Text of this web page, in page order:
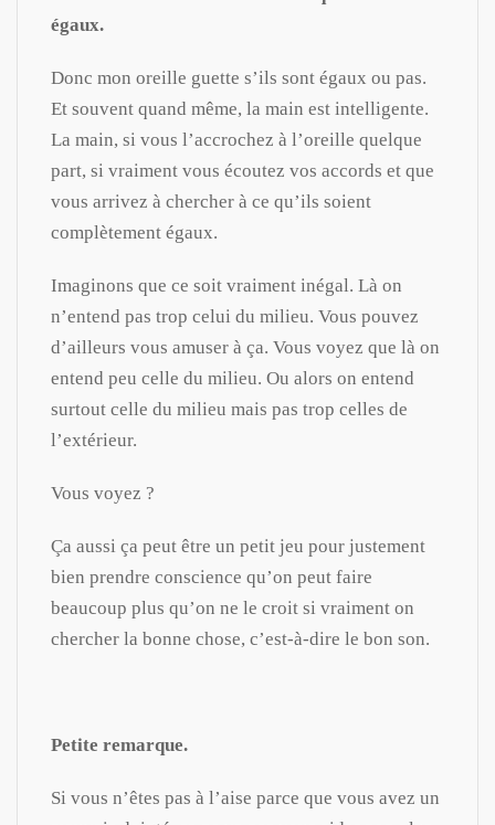
égaux.
Donc mon oreille guette s’ils sont égaux ou pas.
Et souvent quand même, la main est intelligente.
La main, si vous l’accrochez à l’oreille quelque
part, si vraiment vous écoutez vos accords et que
vous arrivez à chercher à ce qu’ils soient
complètement égaux.
Imaginons que ce soit vraiment inégal. Là on
n’entend pas trop celui du milieu. Vous pouvez
d’ailleurs vous amuser à ça. Vous voyez que là on
entend peu celle du milieu. Ou alors on entend
surtout celle du milieu mais pas trop celles de
l’extérieur.
Vous voyez ?
Ça aussi ça peut être un petit jeu pour justement
bien prendre conscience qu’on peut faire
beaucoup plus qu’on ne le croit si vraiment on
chercher la bonne chose, c’est-à-dire le bon son.
Petite remarque.
Si vous n’êtes pas à l’aise parce que vous avez un